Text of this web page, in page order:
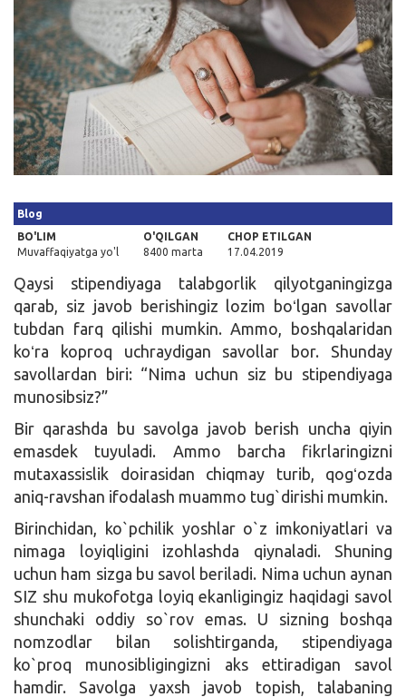
Qidirish
Kirish
Blog
BO'LIM
Muvaffaqiyatga yo'l
O'QILGAN
8400 marta
CHOP ETILGAN
17.04.2019
Qaysi stipendiyaga talabgorlik qilyotganingizga
qarab, siz javob berishingiz lozim boʻlgan savollar
tubdan farq qilishi mumkin. Ammo, boshqalaridan
koʻra koproq uchraydigan savollar bor. Shunday
savollardan biri: “Nima uchun siz bu stipendiyaga
munosibsiz?”
Bir qarashda bu savolga javob berish uncha qiyin
emasdek tuyuladi. Ammo barcha fikrlaringizni
mutaxassislik doirasidan chiqmay turib, qogʻozda
aniq-ravshan ifodalash muammo tug`dirishi mumkin.
Birinchidan, ko`pchilik yoshlar o`z imkoniyatlari va
nimaga loyiqligini izohlashda qiynaladi. Shuning
uchun ham sizga bu savol beriladi. Nima uchun aynan
SIZ shu mukofotga loyiq ekanligingiz haqidagi savol
shunchaki oddiy so`rov emas. U sizning boshqa
nomzodlar bilan solishtirganda, stipendiyaga
ko`proq munosibligingizni aks ettiradigan savol
hamdir. Savolga yaxsh javob topish, talabaning